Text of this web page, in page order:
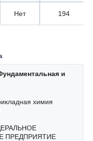
Нет 194
и
химия
ПРЕДПРИЯТИЕ